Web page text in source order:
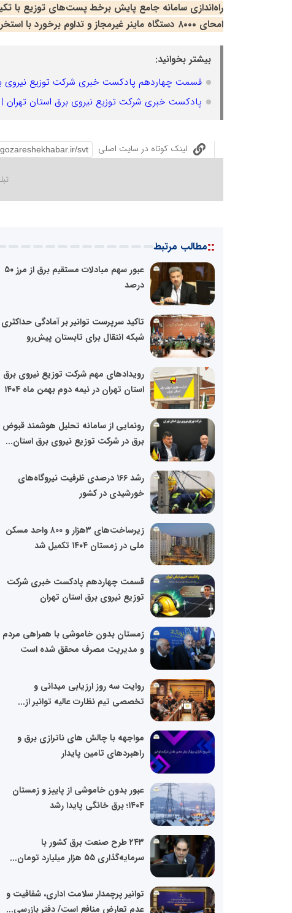
راه‌اندازی سامانه جامع پایش برخط پست‌های توزیع با
امحای ۸۰۰۰ دستگاه ماینر غیرمجاز و تداوم برخورد با استخراج غیرقانونی رمزارز
بیشتر بخوانید:
قسمت چهاردهم پادکست خبری شرکت توزیع نیروی
پادکست خبری شرکت توزیع نیروی برق استان
لینک کوتاه در سایت اصلی
::مطالب مرتبط
عبور سهم مبادلات مستقیم برق از مرز ۵۰
درصد
تاکید سرپرست توانیر بر آمادگی حداکثری
شبکه انتقال برای تابستان پیش‌رو
رویدادهای مهم شرکت توزیع نیروی برق
استان تهران در نیمه دوم بهمن ماه ۱۴۰۴
رونمایی از سامانه تحلیل هوشمند قبوض
برق در شرکت توزیع نیروی برق استان...
رشد ۱۶۶ درصدی ظرفیت نیروگاه‌‌های
خورشیدی در کشور
زیرساخت‌های ۳هزار و ۸۰۰ واحد مسکن
ملی در زمستان ۱۴۰۴ تکمیل شد
قسمت چهاردهم پادکست خبری شرکت
توزیع نیروی برق استان تهران
زمستان بدون خاموشی با همراهی مردم
و مدیریت مصرف محقق شده است
روایت سه روز ارزیابی میدانی و
تخصصی تیم نظارت عالیه توانیر از...
مواجهه با چالش های ناترازی برق و
راهبردهای تامین پایدار
عبور بدون خاموشی از پاییز و زمستان
۱۴۰۴؛ برق خانگی پایدا رشد
۲۴۳ طرح صنعت برق کشور با
سرمایه‌گذاری ۵۵ هزار میلیارد تومان...
توانیر پرچمدار سلامت اداری، شفافیت و
عدم تعارض منافع است/ دفتر بازرسی...